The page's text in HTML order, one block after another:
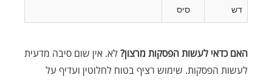
דש
סיס
האם כדאי לעשות הפסקות מרצון?לא. אין שום סיבה מדעית
לעשות הפסקות. שימוש רציף בטוח לחלוטין ועדיף על